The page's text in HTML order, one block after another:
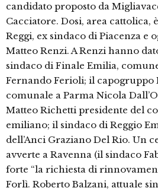
candidato proposto da
Cacciatore. Dosi, area cattolica,
Reggi, ex sindaco di Piacenza e
Matteo Renzi. A Renzi hanno
sindaco di Finale Emilia,
Fernando Ferioli; il capogruppo
comunale a Parma Nicola
Matteo Richetti presidente del
emiliano; il sindaco di Reggio
dell’Anci Graziano Del Rio. Un
avverte a Ravenna (il sindaco
forte “la richiesta di
Forlì. Roberto Balzani, attuale